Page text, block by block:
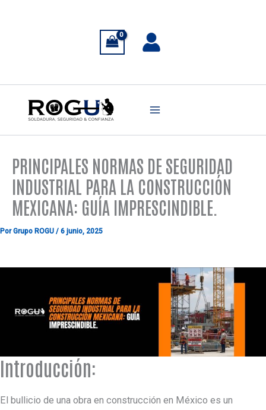
PRINCIPALES NORMAS DE SEGURIDAD
INDUSTRIAL PARA LA CONSTRUCCIÓN
MEXICANA: GUÍA IMPRESCINDIBLE.
PorGrupo ROGU / 6 junio, 2025
Introducción:
El bullicio de una obra en construcción en México es un